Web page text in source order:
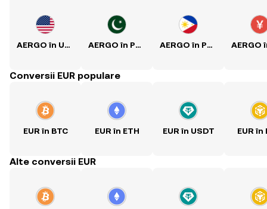
AERGO în USD AERGO în PKR AERGO în PHP
Conversii EUR populare
EUR în BTC EUR în ETH EUR în USDT EUR în
Alte conversii EUR